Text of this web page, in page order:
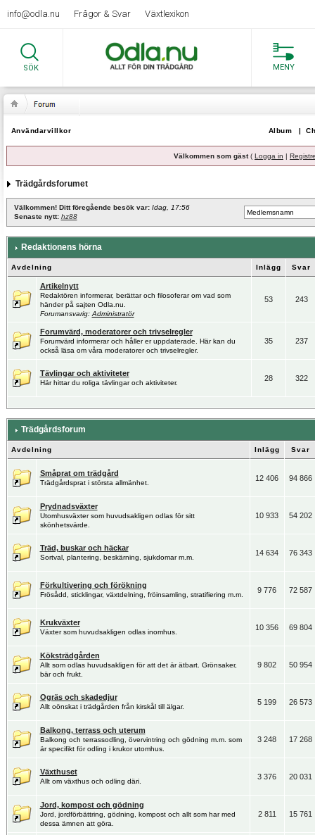
info@odla.nu Frågor & Svar Växtlexikon
SÖK MENY
Användarvillkor Album |
Välkommen som gäst( Logga in |
Trädgårdsforumet
Välkommen! Ditt föregående besök var: Idag, 17:56
Senaste nytt: hz88
Redaktionens hörna
Avdelning Inlägg Svar
Artikelnytt
Redaktören informerar, berättar och filosoferar om vad som
händer på sajten Odla.nu.
Forumansvarig: Administratör
53 243
Forumvärd, moderatorer och trivselregler
Forumvärd informerar och håller er uppdaterade. Här kan du
också läsa om våra moderatorer och trivselregler.
35 237
Tävlingar och aktiviteter
Här hittar du roliga tävlingar och aktiviteter.
28 322
Trädgårdsforum
Avdelning Inlägg Svar
Småprat om trädgård
Trädgårdsprat i största allmänhet.
12 406 94 866
Prydnadsväxter
Utomhusväxter som huvudsakligen odlas för sitt
skönhetsvärde.
10 933 54 202
Träd, buskar och häckar
Sortval, plantering, beskärning, sjukdomar m.m.
14 634 76 343
Förkultivering och förökning
Frösådd, sticklingar, växtdelning, fröinsamling, stratifiering m.m.
9 776 72 587
Krukväxter
Växter som huvudsakligen odlas inomhus.
10 356 69 804
Köksträdgården
Allt som odlas huvudsakligen för att det är ätbart. Grönsaker,
bär och frukt.
9 802 50 954
Ogräs och skadedjur
Allt oönskat i trädgården från kirskål till älgar.
5 199 26 573
Balkong, terrass och uterum
Balkong och terrassodling, övervintring och gödning m.m. som
är specifikt för odling i krukor utomhus.
3 248 17 268
Växthuset
Allt om växthus och odling däri.
3 376 20 031
Jord, kompost och gödning
Jord, jordförbättring, gödning, kompost och allt som har med
dessa ämnen att göra.
2 811 15 761